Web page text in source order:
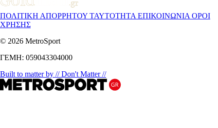
ΠΟΛΙΤΙΚΗ ΑΠΟΡΡΗΤΟΥ ΤΑΥΤΟΤΗΤΑ ΕΠΙΚΟΙΝΩΝΙΑ ΟΡΟΙ
ΧΡΗΣΗΣ
© 2026 MetroSport
ΓΕΜΗ: 059043304000
Built to matter by // Don't Matter //